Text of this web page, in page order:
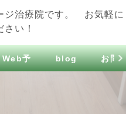
ジ治療院です。 お気軽に
さい！
Web予 blog お問